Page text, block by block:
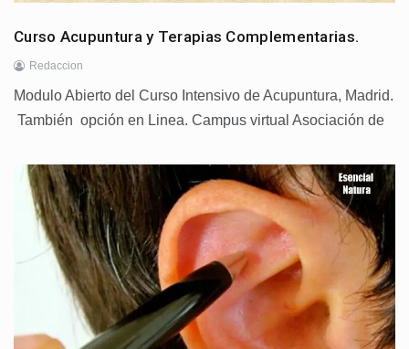
Curso Acupuntura y Terapias Complementarias.
Redaccion
Modulo Abierto del Curso Intensivo de Acupuntura, Madrid.
También opción en Linea. Campus virtual Asociación de